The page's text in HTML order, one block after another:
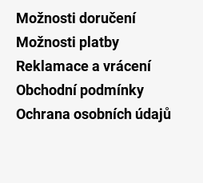
Možnosti doručení
Možnosti platby
Reklamace a vrácení
Obchodní podmínky
Ochrana osobních údajů